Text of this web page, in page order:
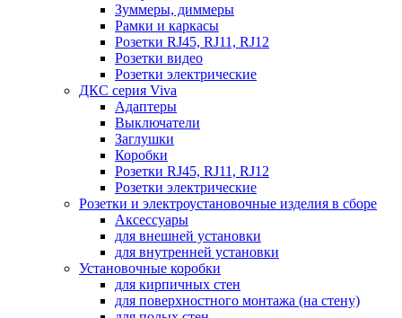
Зуммеры, диммеры
Рамки и каркасы
Розетки RJ45, RJ11, RJ12
Розетки видео
Розетки электрические
ДКС серия Viva
Адаптеры
Выключатели
Заглушки
Коробки
Розетки RJ45, RJ11, RJ12
Розетки электрические
Розетки и электроустановочные изделия в сборе
Аксессуары
для внешней установки
для внутренней установки
Установочные коробки
для кирпичных стен
для поверхностного монтажа (на стену)